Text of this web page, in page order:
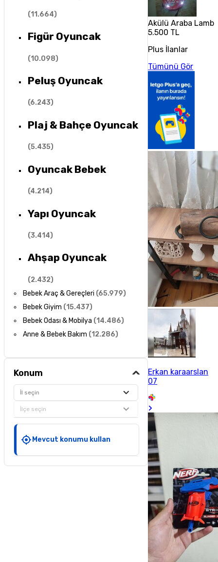
(11.664)
Figür Oyuncak
(10.098)
Peluş Oyuncak
(6.243)
Plaj & Bahçe Oyuncak
(5.435)
Oyuncak Bebek
(4.214)
Yapı Oyuncak
(3.414)
Ahşap Oyuncak
(2.432)
Bebek Araç & Gereçleri (65.979)
Bebek Giyim (15.437)
Bebek Odası & Mobilya (14.486)
Anne & Bebek Bakım (12.286)
Konum
İl seçin
İlçe seçin
Mevcut konumu kullan
Akülü Araba
5.500 TL
Plus İlanlar
Tümünü Gör
Erkan karaarslan
07